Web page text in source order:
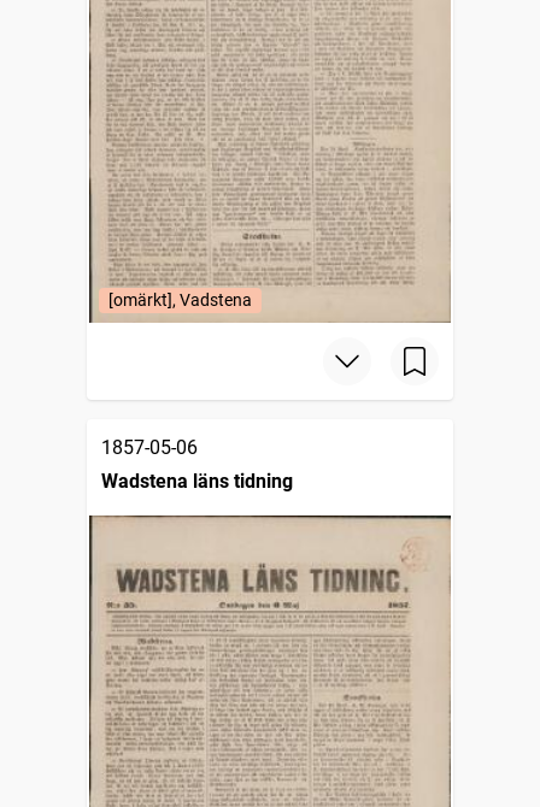
[omärkt], Vadstena
1857-05-06
Wadstena läns tidning